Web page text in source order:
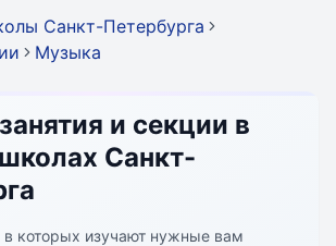
Санкт-Петербурга
Музыка
и секции в
Санкт-
которых изучают нужные вам